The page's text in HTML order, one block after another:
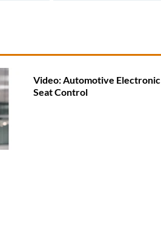
Video: Automotive Electronic
Seat Control